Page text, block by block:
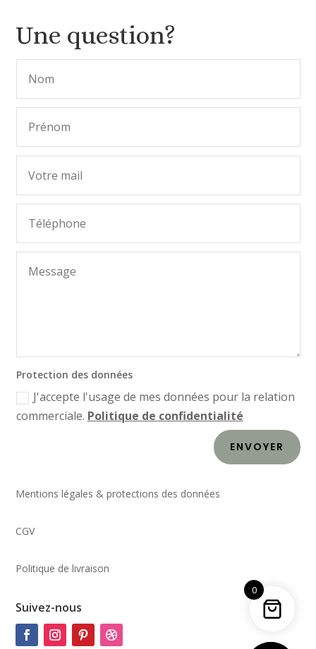
Une question?
Protection des données
J'accepte l'usage de mes données pour la relation
commerciale. Politique de confidentialité
ENVOYER
Mentions légales & protections des données
CGV
Politique de livraison
Suivez-nous
0